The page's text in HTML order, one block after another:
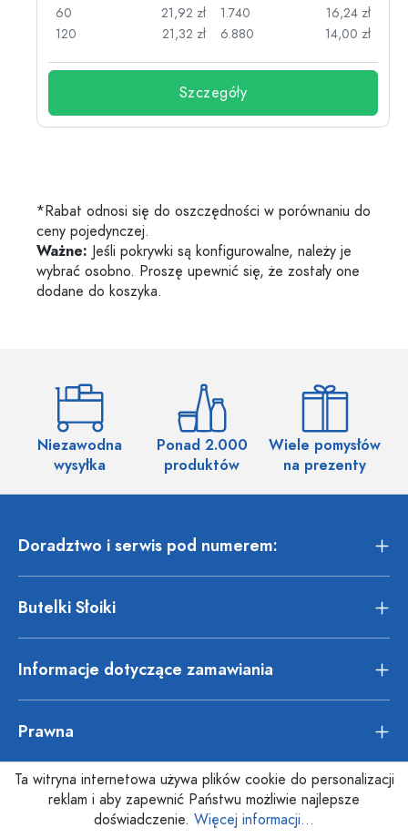
60
21,92 zł
120
21,32 zł
1.740
16,24 zł
6.880
14,00 zł
Szczegóły
*Rabat odnosi się do oszczędności w porównaniu do
ceny pojedynczej.
Ważne: Jeśli pokrywki są konfigurowalne, należy je
wybrać osobno. Proszę upewnić się, że zostały one
dodane do koszyka.
Niezawodna
wysyłka
Ponad 2.000
produktów
Wiele pomysłów
na prezenty
Doradztwo i serwis pod numerem:
Butelki Słoiki
Informacje dotyczące zamawiania
Prawna
Ta witryna internetowa używa plików cookie do personalizacji
reklam i aby zapewnić Państwu możliwie najlepsze
doświadczenie. Więcej informacji...